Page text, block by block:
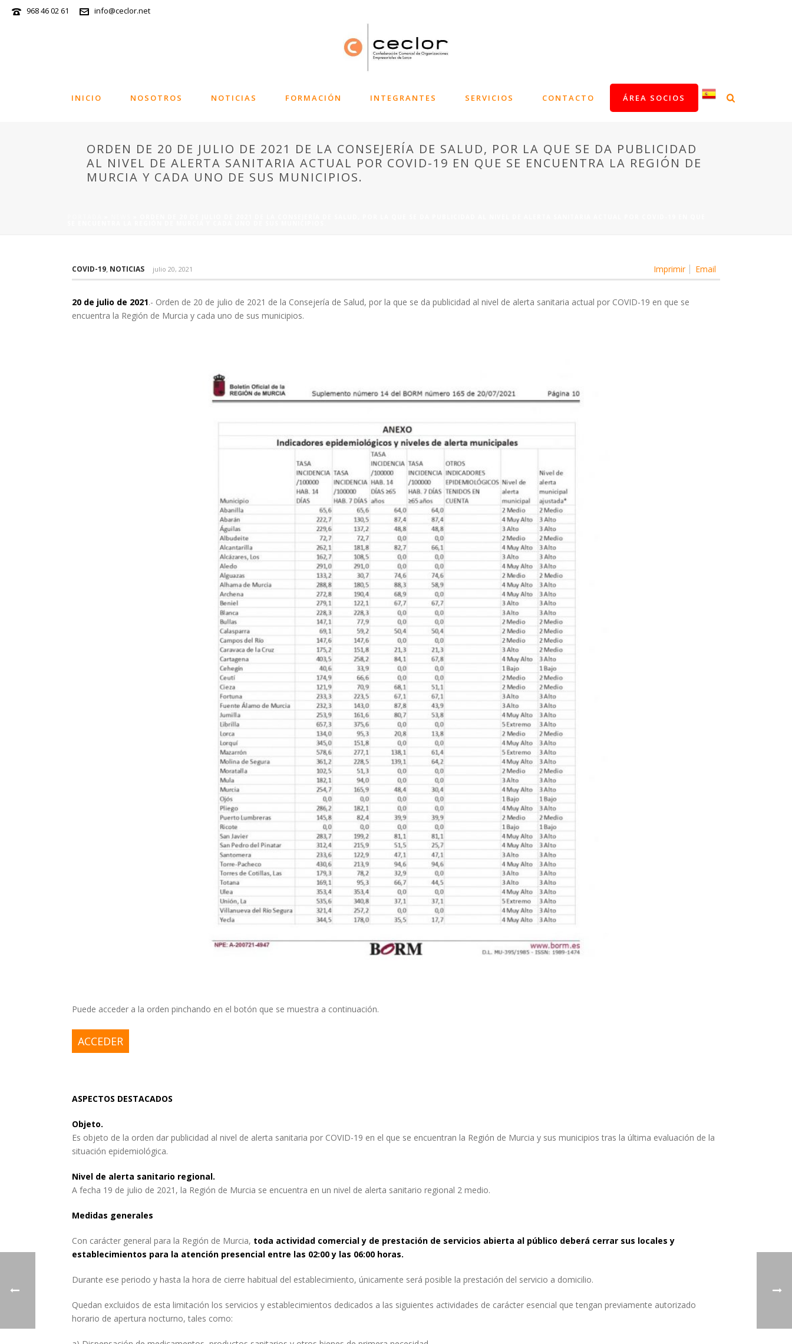
968 46 02 61 info@ceclor.net
INICIO NOSOTROS NOTICIAS FORMACIÓN INTEGRANTES SERVICIOS CONTACTO ÁREA SOCIOS
ORDEN DE 20 DE JULIO DE 2021 DE LA CONSEJERÍA DE SALUD, POR LA QUE SE DA PUBLICIDAD
AL NIVEL DE ALERTA SANITARIA ACTUAL POR COVID-19 EN QUE SE ENCUENTRA LA REGIÓN DE
MURCIA Y CADA UNO DE SUS MUNICIPIOS.
Imprimir Email
COVID-19, NOTICIAS julio 20, 2021
20 de julio de 2021.- Orden de 20 de julio de 2021 de la Consejería de Salud, por la que se da publicidad al nivel de alerta sanitaria actual por COVID-19 en que se
encuentra la Región de Murcia y cada uno de sus municipios.
Puede acceder a la orden pinchando en el botón que se muestra a continuación.
ACCEDER
ASPECTOS DESTACADOS
Objeto.
Es objeto de la orden dar publicidad al nivel de alerta sanitaria por COVID-19 en el que se encuentran la Región de Murcia y sus municipios tras la última evaluación de la
situación epidemiológica.
Nivel de alerta sanitario regional.
A fecha 19 de julio de 2021, la Región de Murcia se encuentra en un nivel de alerta sanitario regional 2 medio.
Medidas generales
Con carácter general para la Región de Murcia, toda actividad comercial y de prestación de servicios abierta al público deberá cerrar sus locales y
establecimientos para la atención presencial entre las 02:00 y las 06:00 horas.
Durante ese periodo y hasta la hora de cierre habitual del establecimiento, únicamente será posible la prestación del servicio a domicilio.
Quedan excluidos de esta limitación los servicios y establecimientos dedicados a las siguientes actividades de carácter esencial que tengan previamente autorizado
horario de apertura nocturno, tales como: